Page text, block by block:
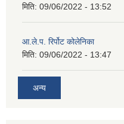
मिति: 09/06/2022 - 13:52
आ.ले.प. रिर्पोट कोलेनिका
मिति: 09/06/2022 - 13:47
अन्य